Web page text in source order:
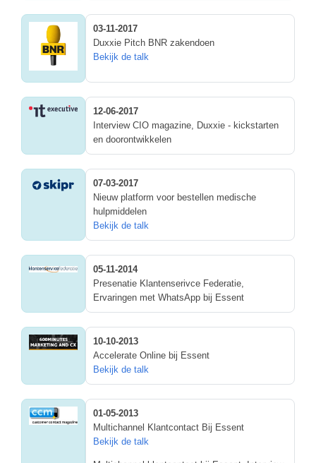
03-11-2017
Duxxie Pitch BNR zakendoen
Bekijk de talk
12-06-2017
Interview CIO magazine, Duxxie - kickstarten
en doorontwikkelen
07-03-2017
Nieuw platform voor bestellen medische
hulpmiddelen
Bekijk de talk
05-11-2014
Presenatie Klantenserivce Federatie,
Ervaringen met WhatsApp bij Essent
10-10-2013
Accelerate Online bij Essent
Bekijk de talk
01-05-2013
Multichannel Klantcontact Bij Essent
Bekijk de talk